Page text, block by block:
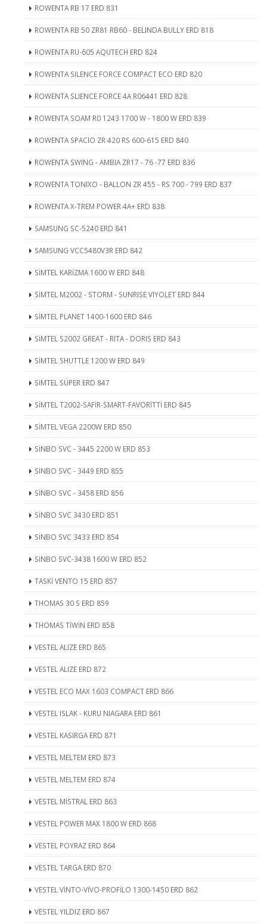
ROWENTA RB 17 ERD 831
ROWENTA RB 50 ZR81 RB60 - BELINDA BULLY ERD 818
ROWENTA RU-605 AQUTECH ERD 824
ROWENTA SILENCE FORCE COMPACT ECO ERD 820
ROWENTA SLIENCE FORCE 4A R06441 ERD 828
ROWENTA SOAM R0 1243 1700 W - 1800 W ERD 839
ROWENTA SPACIO ZR 420 RS 600-615 ERD 840
ROWENTA SWING - AMBIA ZR17 - 76 -77 ERD 836
ROWENTA TONIXO - BALLON ZR 455 - RS 700 - 799 ERD 837
ROWENTA X-TREM POWER 4A+ ERD 838
SAMSUNG SC-5240 ERD 841
SAMSUNG VCC5480V3R ERD 842
SİMTEL KARİZMA 1600 W ERD 848
SİMTEL M2002 - STORM - SUNRISE VIYOLET ERD 844
SİMTEL PLANET 1400-1600 ERD 846
SİMTEL S2002 GREAT - RITA - DORIS ERD 843
SİMTEL SHUTTLE 1200 W ERD 849
SİMTEL SÜPER ERD 847
SİMTEL T2002-SAFİR-SMART-FAVORİTTİ ERD 845
SİMTEL VEGA 2200W ERD 850
SİNBO SVC - 3445 2200 W ERD 853
SİNBO SVC - 3449 ERD 855
SİNBO SVC - 3458 ERD 856
SİNBO SVC 3430 ERD 851
SİNBO SVC 3433 ERD 854
SİNBO SVC-3438 1600 W ERD 852
TASKİ VENTO 15 ERD 857
THOMAS 30 S ERD 859
THOMAS TİWİN ERD 858
VESTEL ALIZE ERD 865
VESTEL ALIZE ERD 872
VESTEL ECO MAX 1603 COMPACT ERD 866
VESTEL ISLAK - KURU NIAGARA ERD 861
VESTEL KASIRGA ERD 871
VESTEL MELTEM ERD 873
VESTEL MELTEM ERD 874
VESTEL MİSTRAL ERD 863
VESTEL POWER MAX 1800 W ERD 868
VESTEL POYRAZ ERD 864
VESTEL TARGA ERD 870
VESTEL VİNTO-VİVO-PROFİLO 1300-1450 ERD 862
VESTEL YILDIZ ERD 867